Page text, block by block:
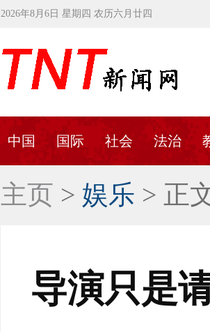
2026年8月6日 星期四 农历六月廿四
中国 国际 社会 法治
主页 > 娱乐 > 正
导演只是